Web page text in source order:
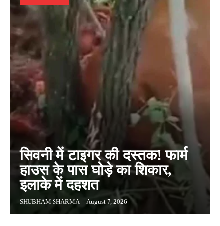
सिवनी में टाइगर की दस्तक! फार्म
हाउस के पास घोड़े का शिकार,
इलाके में दहशत
SHUBHAM SHARMA - August 7, 2026